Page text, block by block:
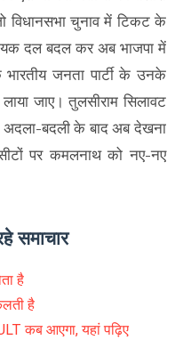
विधानसभा चुनाव में टिकट के
दल बदल कर अब भाजपा में
जनता पार्टी के उनके
जाए। तुलसीराम सिलावट
अदला-बदली के बाद अब देखना
पर कमलनाथ को नए-नए
समाचार
है
है
कब आएगा, यहां पढ़िए